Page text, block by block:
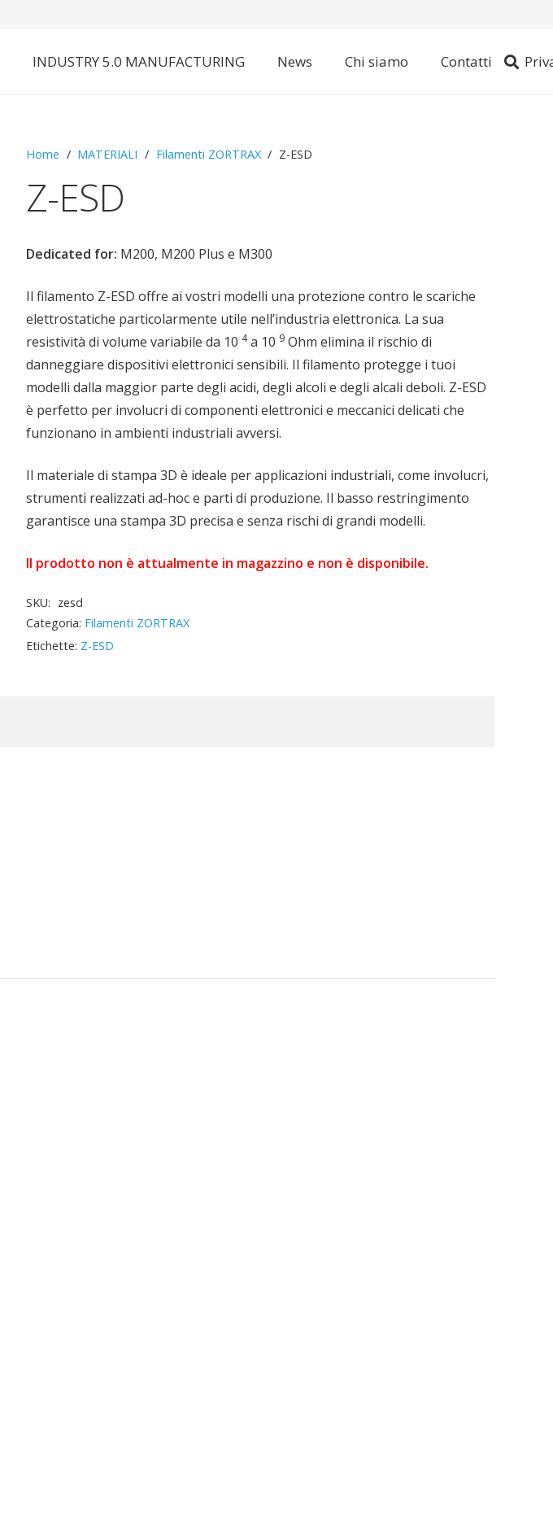
INDUSTRY 5.0 MANUFACTURING News Chi siamo Contatti
Home / MATERIALI / Filamenti ZORTRAX / Z-ESD
Z-ESD
Dedicated for: M200, M200 Plus e M300
Il filamento Z-ESD offre ai vostri modelli una protezione contro le scariche
elettrostatiche particolarmente utile nell’industria elettronica. La sua
resistività di volume variabile da 10 4a 10 9 Ohm elimina il rischio di
danneggiare dispositivi elettronici sensibili. Il filamento protegge i tuoi
modelli dalla maggior parte degli acidi, degli alcoli e degli alcali deboli. Z-ESD
è perfetto per involucri di componenti elettronici e meccanici delicati che
funzionano in ambienti industriali avversi.
Il materiale di stampa 3D è ideale per applicazioni industriali, come involucri,
strumenti realizzati ad-hoc e parti di produzione. Il basso restringimento
garantisce una stampa 3D precisa e senza rischi di grandi modelli.
Il prodotto non è attualmente in magazzino e non è disponibile.
SKU: zesd
Categoria: Filamenti ZORTRAX
Etichette: Z-ESD